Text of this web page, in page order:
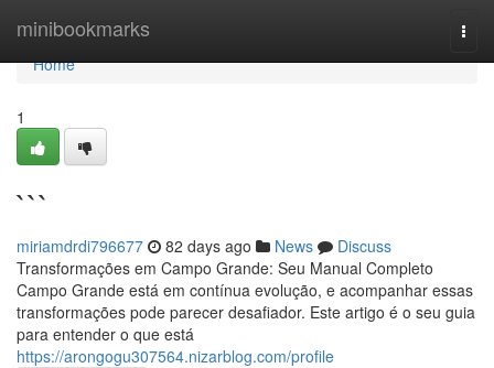
minibookmarks
Home
Home
1
```
miriamdrdi796677 82 days ago News
Discuss
Transformações em Campo Grande: Seu Manual Completo
Campo Grande está em contínua evolução, e acompanhar essas
transformações pode parecer desafiador. Este artigo é o seu guia
para entender o que está
https://arongogu307564.nizarblog.com/profile